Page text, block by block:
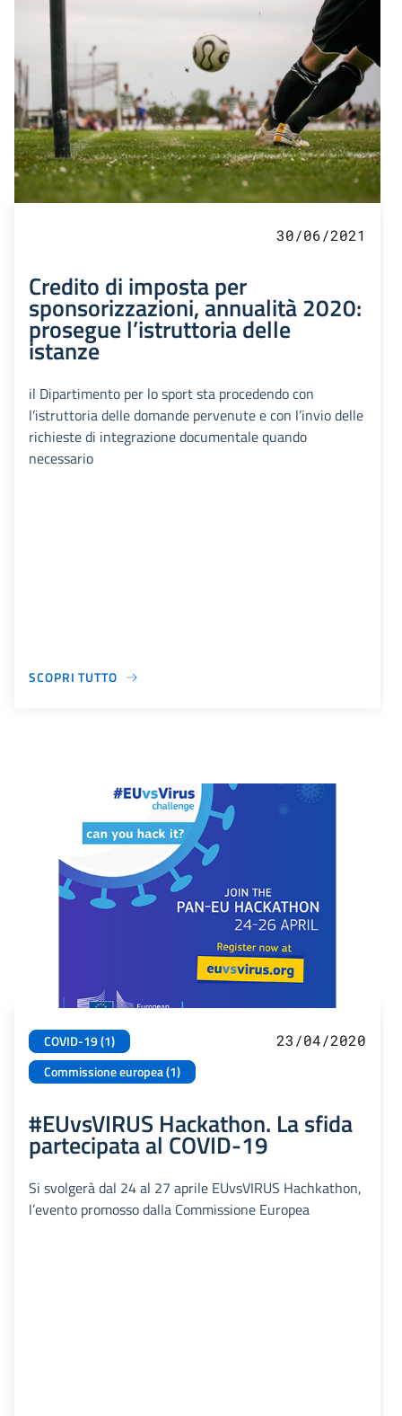
30/06/2021
Credito di imposta per
sponsorizzazioni, annualità 2020:
prosegue l’istruttoria delle
istanze
il Dipartimento per lo sport sta procedendo con
l’istruttoria delle domande pervenute e con l’invio delle
richieste di integrazione documentale quando
necessario
SCOPRI TUTTO
COVID-19 (1)
Commissione europea (1)
23/04/2020
#EUvsVIRUS Hackathon. La sfida
partecipata al COVID-19
Si svolgerà dal 24 al 27 aprile EUvsVIRUS Hachkathon,
l’evento promosso dalla Commissione Europea